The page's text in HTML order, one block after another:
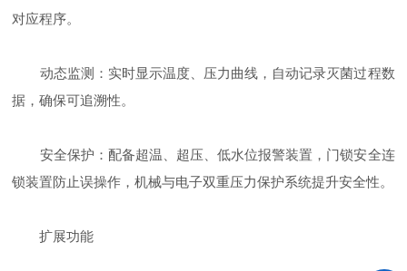
对应程序。
动态监测：实时显示温度、压力曲线，自动记录灭菌过程数
据，确保可追溯性。
安全保护：配备超温、超压、低水位报警装置，门锁安全连
锁装置防止误操作，机械与电子双重压力保护系统提升安全性。
扩展功能